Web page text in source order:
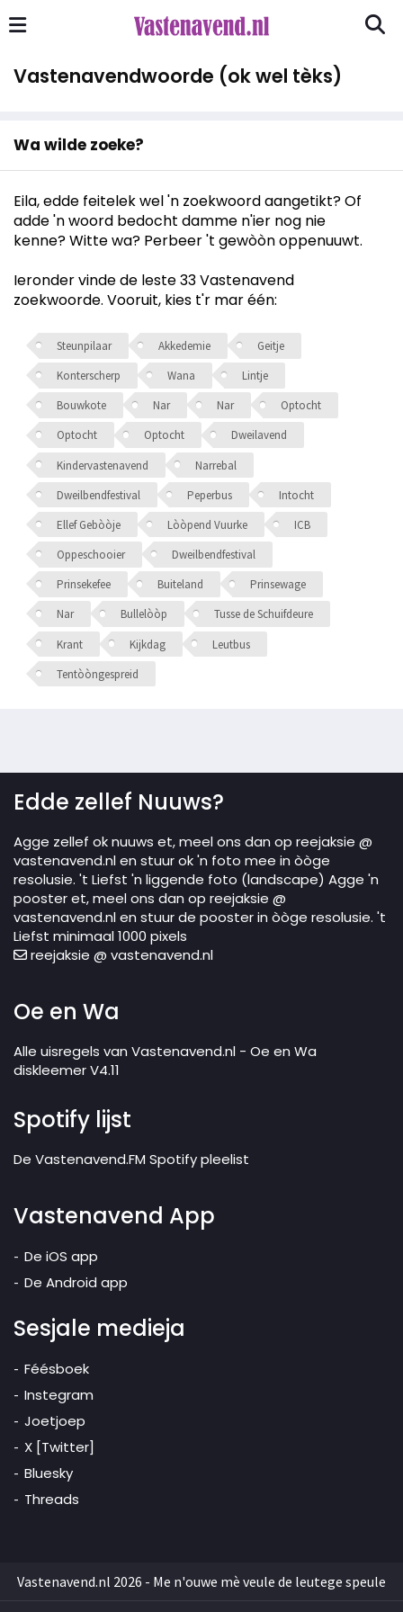
Vastenavendwoorde (ok wel tèks)
Wa wilde zoeke?
Eila, edde feitelek wel 'n zoekwoord aangetikt? Of
adde 'n woord bedocht damme n'ier nog nie
kenne? Witte wa? Perbeer 't gewòòn oppenuuwt.
Ieronder vinde de leste 33 Vastenavend
zoekwoorde. Vooruit, kies t'r mar één:
Steunpilaar Akkedemie
Geitje
Konterscherp
Wana
Lintje
Bouwkote
Nar Nar
Optocht
Optocht
Optocht
Dweilavend
Kindervastenavend
Narrebal
Dweilbendfestival
Peperbus
Intocht
Ellef Gebòòje
Lòòpend Vuurke
ICB
Oppeschooier
Dweilbendfestival
Prinsekefee
Buiteland
Prinsewage
Nar
Bullelòòp
Tusse de Schuifdeure
Krant
Kijkdag
Leutbus
Tentòòngespreid
Edde zellef Nuuws?
Agge zellef ok nuuws et, meel ons dan op reejaksie @
vastenavend.nl en stuur ok 'n foto mee in òòge
resolusie. 't Liefst 'n liggende foto (landscape) Agge 'n
pooster et, meel ons dan op reejaksie @
vastenavend.nl en stuur de pooster in òòge resolusie. 't
Liefst minimaal 1000 pixels
reejaksie @ vastenavend.nl
Oe en Wa
Alle uisregels van Vastenavend.nl - Oe en Wa
diskleemer V4.11
Spotify lijst
De Vastenavend.FM Spotify pleelist
Vastenavend App
De iOS app
De Android app
Sesjale medieja
Féésboek
Instegram
Joetjoep
X [Twitter]
Bluesky
Threads
Vastenavend.nl 2026 - Me n'ouwe mè veule de leutege speule